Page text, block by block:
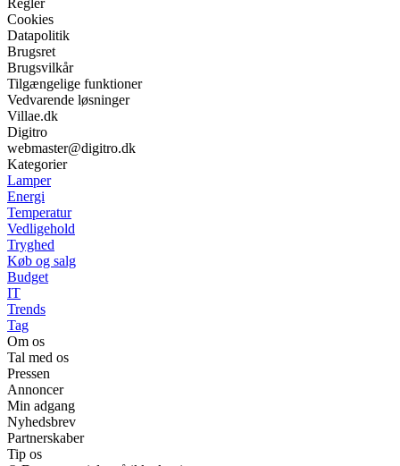
Cookies
Datapolitik
Brugsret
Brugsvilkår
Tilgængelige funktioner
Vedvarende løsninger
Villae.dk
Digitro
webmaster@digitro.dk
Kategorier
Lamper
Energi
Temperatur
Vedligehold
Tryghed
Køb og salg
Budget
IT
Trends
Tag
Om os
Tal med os
Pressen
Annoncer
Min adgang
Nyhedsbrev
Partnerskaber
Tip os